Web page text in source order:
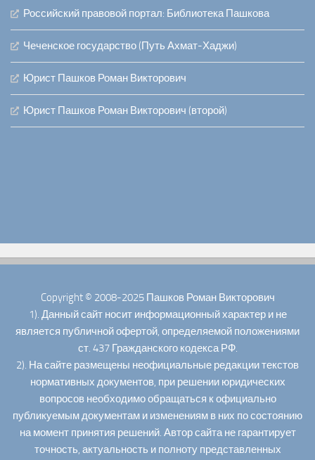
Российский правовой портал: Библиотека Пашкова
Чеченское государство (Путь Ахмат-Хаджи)
Юрист Пашков Роман Викторович
Юрист Пашков Роман Викторович (второй)
Copyright © 2008-2025 Пашков Роман Викторович
1). Данный сайт носит информационный характер и не
является публичной офертой, определяемой положениями
ст. 437 Гражданского кодекса РФ.
2). На сайте размещены неофициальные редакции текстов
нормативных документов, при решении юридических
вопросов необходимо обращаться к официально
публикуемым документам и изменениям в них по состоянию
на момент принятия решений. Автор сайта не гарантирует
точность, актуальность и полноту представленных